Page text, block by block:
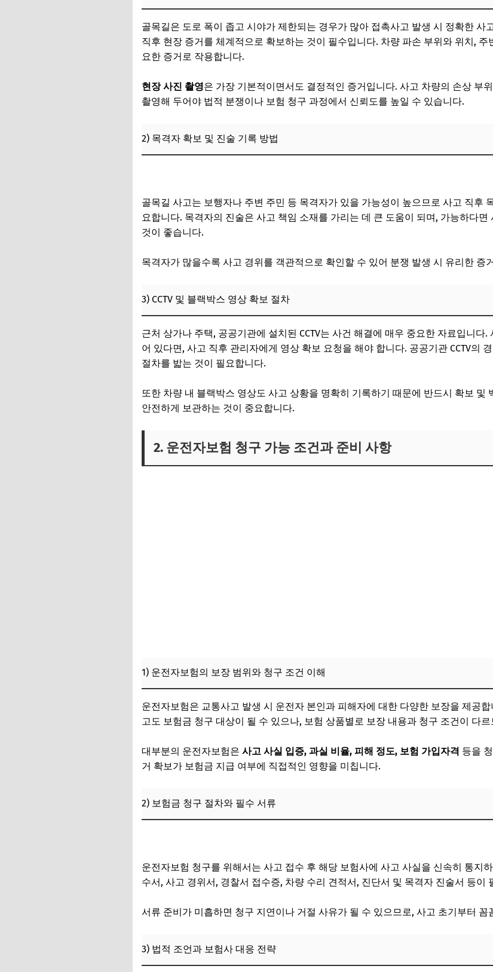
4. 골목길 접촉사고 과실 비율 산정과 법적 쟁점 심층 분석
1) 과실 비율 산정의 복잡성 및 주요 고려 요소
3) 과실 비율 협상 전략과 전문가 조언
1) 청구 지연 및 거절 사례 분석
6. 골목길 접촉사고 예방을 위한 운전 팁과 안전 수칙
1) 좁은 골목길에서의 안전 운전 전략
2) 사고 위험 감소를 위한 차량 관리와 장비 활용
7. 자주 묻는 질문 (FAQ)
골목길은 도로 폭이 좁고 시야가 제한되는 경우가 많아 접촉사고 발생 시 정확한 사
직후 현장 증거를 체계적으로 확보하는 것이 필수입니다. 차량 파손 부위와 위치, 주
요한 증거로 작용합니다.
현장 사진 촬영은 가장 기본적이면서도 결정적인 증거입니다. 사고 차량의 손상 부
촬영해 두어야 법적 분쟁이나 보험 청구 과정에서 신뢰도를 높일 수 있습니다.
2) 목격자 확보 및 진술 기록 방법
골목길 사고는 보행자나 주변 주민 등 목격자가 있을 가능성이 높으므로 사고 직후
요합니다. 목격자의 진술은 사고 책임 소재를 가리는 데 큰 도움이 되며, 가능하다
것이 좋습니다.
목격자가 많을수록 사고 경위를 객관적으로 확인할 수 있어 분쟁 발생 시 유리한 증
3) CCTV 및 블랙박스 영상 확보 절차
근처 상가나 주택, 공공기관에 설치된 CCTV는 사건 해결에 매우 중요한 자료입니다.
어 있다면, 사고 직후 관리자에게 영상 확보 요청을 해야 합니다. 공공기관 CCTV의
절차를 밟는 것이 필요합니다.
또한 차량 내 블랙박스 영상도 사고 상황을 명확히 기록하기 때문에 반드시 확보 및
안전하게 보관하는 것이 중요합니다.
2. 운전자보험 청구 가능 조건과 준비 사항
1) 운전자보험의 보장 범위와 청구 조건 이해
운전자보험은 교통사고 발생 시 운전자 본인과 피해자에 대한 다양한 보장을 제공
고도 보험금 청구 대상이 될 수 있으나, 보험 상품별로 보장 내용과 청구 조건이 다
대부분의 운전자보험은 사고 사실 입증, 과실 비율, 피해 정도, 보험 가입자격 등을
거 확보가 보험금 지급 여부에 직접적인 영향을 미칩니다.
2) 보험금 청구 절차와 필수 서류
운전자보험 청구를 위해서는 사고 접수 후 해당 보험사에 사고 사실을 신속히 통지
수서, 사고 경위서, 경찰서 접수증, 차량 수리 견적서, 진단서 및 목격자 진술서 등이
서류 준비가 미흡하면 청구 지연이나 거절 사유가 될 수 있으므로, 사고 초기부터 꼼
3) 법적 조언과 보험사 대응 전략